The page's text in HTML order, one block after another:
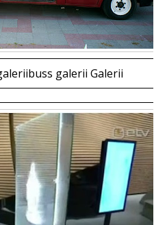
galerii Galerii